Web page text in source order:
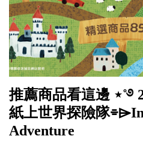
推薦商品看這邊 ⋆˚࿔
紙上世界探險隊
Adventure